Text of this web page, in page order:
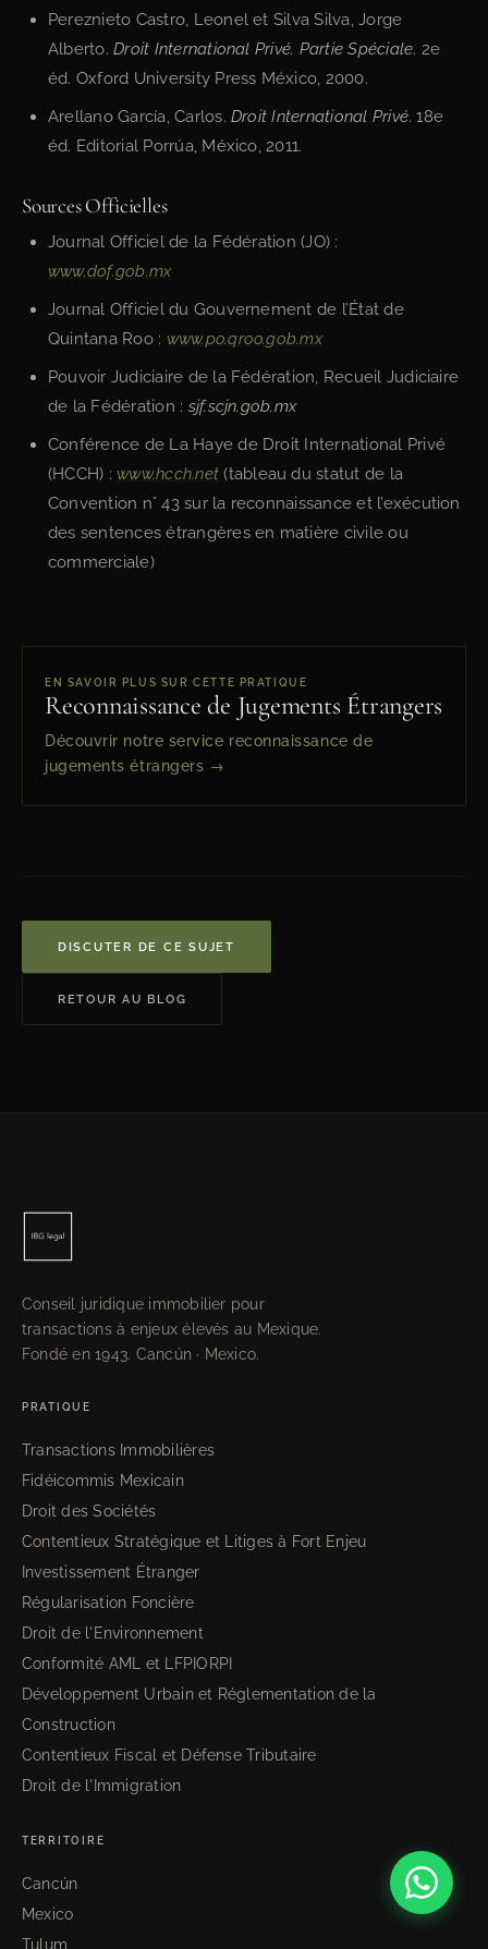
Pereznieto Castro, Leonel et Silva Silva, Jorge
Alberto.Droit International Privé. Partie Spéciale. 2e
éd. Oxford University Press México, 2000.
Arellano García, Carlos. Droit International Privé. 18e
éd. Editorial Porrúa, México, 2011.
Sources Officielles
Journal Officiel de la Fédération (JO) :
www.dof.gob.mx
Journal Officiel du Gouvernement de l’État de
Quintana Roo : www.po.qroo.gob.mx
Pouvoir Judiciaire de la Fédération, Recueil Judiciaire
de la Fédération : sjf.scjn.gob.mx
Conférence de La Haye de Droit International Privé
(HCCH) : www.hcch.net (tableau du statut de la
Convention n° 43 sur la reconnaissance et l’exécution
des sentences étrangères en matière civile ou
commerciale)
EN SAVOIR PLUS SUR CETTE PRATIQUE
Reconnaissance de Jugements Étrangers
Découvrir notre service reconnaissance de
jugements étrangers →
DISCUTER DE CE SUJET
RETOUR AU BLOG
Conseil juridique immobilier pour
transactions à enjeux élevés au Mexique.
Fondé en 1943. Cancún · Mexico.
PRATIQUE
Transactions Immobilières
Fidéicommis Mexicain
Droit des Sociétés
Contentieux Stratégique et Litiges à Fort Enjeu
Investissement Étranger
Régularisation Foncière
Droit de l'Environnement
Conformité AML et LFPIORPI
Développement Urbain et Réglementation de la
Construction
Contentieux Fiscal et Défense Tributaire
Droit de l'Immigration
TERRITOIRE
Cancún
Mexico
Tulum